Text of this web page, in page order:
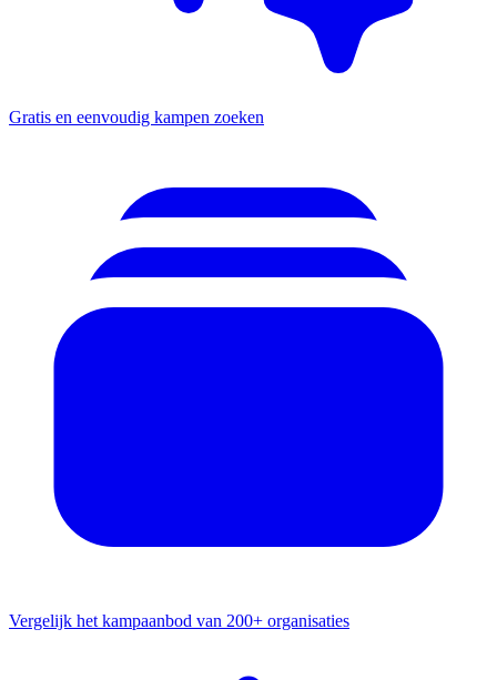
Gratis en eenvoudig kampen zoeken
Vergelijk het kampaanbod van 200+ organisaties